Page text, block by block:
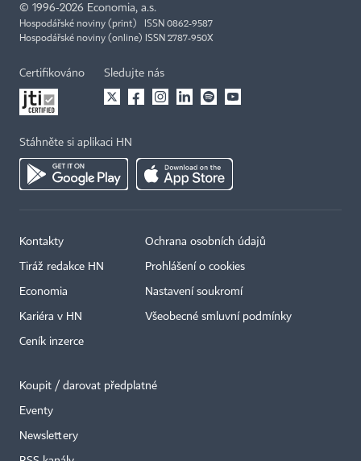
© 1996-2026 Economia, a.s.
Hospodářské noviny (print) ISSN 0862-9587
Hospodářské noviny (online) ISSN 2787-950X
Certifikováno Sledujte nás
Stáhněte si aplikaci HN
Kontakty
Tiráž redakce HN
Economia
Kariéra v HN
Ceník inzerce
Ochrana osobních údajů
Prohlášení o cookies
Nastavení soukromí
Všeobecné smluvní podmínky
Koupit / darovat předplatné
Eventy
Newslettery